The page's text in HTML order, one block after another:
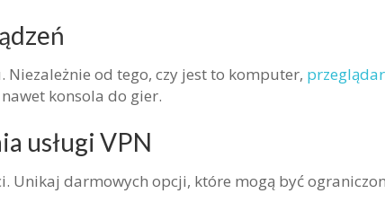
Niezależnie od tego, czy jest to komputer,
konsola do gier.
usługi VPN
Unikaj darmowych opcji, które mogą być